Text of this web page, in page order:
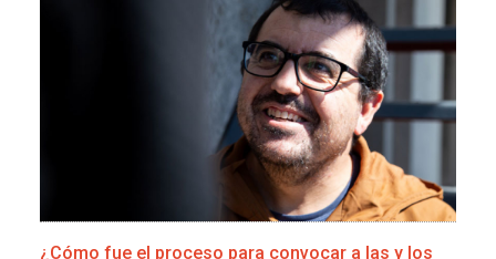
¿Cómo fue el proceso para convocar a las y los